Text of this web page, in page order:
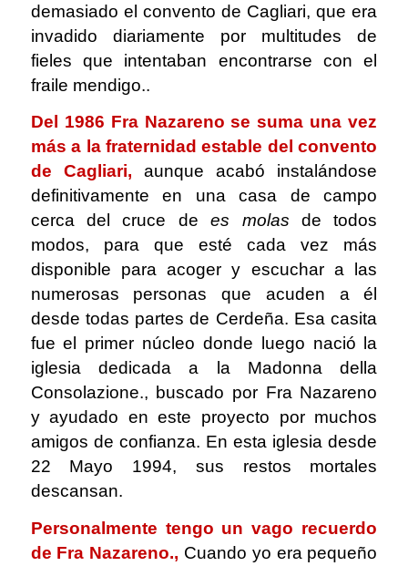
demasiado el convento de Cagliari, que era
invadido diariamente por multitudes de
fieles que intentaban encontrarse con el
fraile mendigo..
Del 1986 Fra Nazareno se suma una vez
más a la fraternidad estable del convento
de Cagliari, aunque acabó instalándose
definitivamente en una casa de campo
cerca del cruce dees molas de todos
modos, para que esté cada vez más
disponible para acoger y escuchar a las
numerosas personas que acuden a él
desde todas partes de Cerdeña. Esa casita
fue el primer núcleo donde luego nació la
iglesia dedicada a la Madonna della
Consolazione., buscado por Fra Nazareno
y ayudado en este proyecto por muchos
amigos de confianza. En esta iglesia desde
22 Mayo 1994, sus restos mortales
descansan.
Personalmente tengo un vago recuerdo
de Fra Nazareno., Cuando yo era pequeño